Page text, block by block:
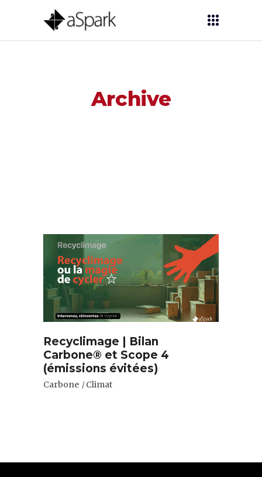
Archive
Recyclimage | Bilan
Carbone® et Scope 4
(émissions évitées)
Carbone Climat